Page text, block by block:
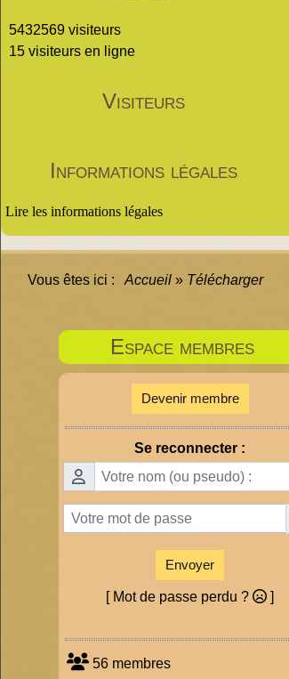
5432569 visiteurs
15 visiteurs en ligne
Visiteurs
Informations légales
Lire les informations légales
Vous êtes ici : Accueil » Télécharger
Espace membres
Devenir membre
Se reconnecter :
Envoyer
[ Mot de passe perdu ? ]
56 membres